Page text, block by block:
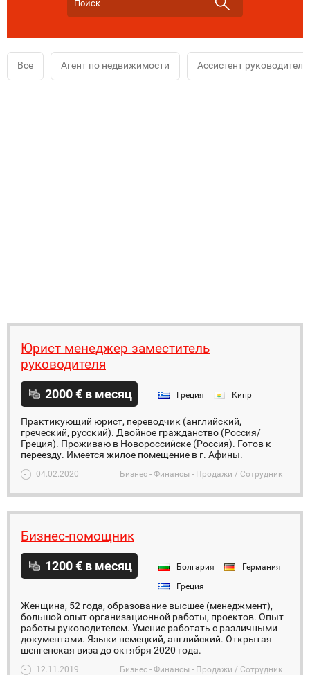
Все Агент по недвижимости Ассистент руководителя
Юрист менеджер заместитель
руководителя
2000 € в месяц Греция Кипр
Практикующий юрист, переводчик (английский,
греческий, русский). Двойное гражданство (Россия/
Греция). Проживаю в Новороссийске (Россия). Готов к
переезду. Имеется жилое помещение в г. Афины.
04.02.2020 Бизнес - Финансы - Продажи / Сотрудник
Бизнес-помощник
1200 € в месяц Болгария
Германия
Греция
Женщина, 52 года, образование высшее (менеджмент),
большой опыт организационной работы, проектов. Опыт
работы руководителем. Умение работать с различными
документами. Языки немецкий, английский. Открытая
шенгенская виза до октября 2020 года.
12.11.2019 Бизнес - Финансы - Продажи / Сотрудник